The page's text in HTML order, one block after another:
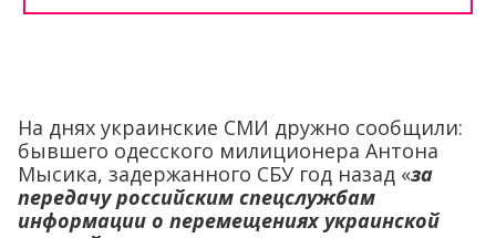
На днях украинские СМИ дружно сообщили:
бывшего одесского милиционера Антона
Мысика, задержанного СБУ год назад «за
передачу российским спецслужбам
информации о перемещениях украинской